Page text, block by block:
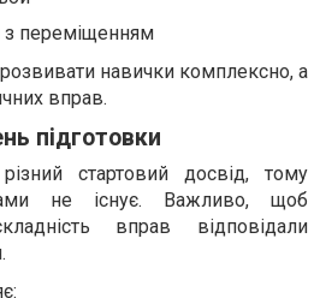
з переміщенням
навички комплексно, а
вправ.
підготовки
стартовий досвід, тому
не існує. Важливо, щоб
вправ відповідали